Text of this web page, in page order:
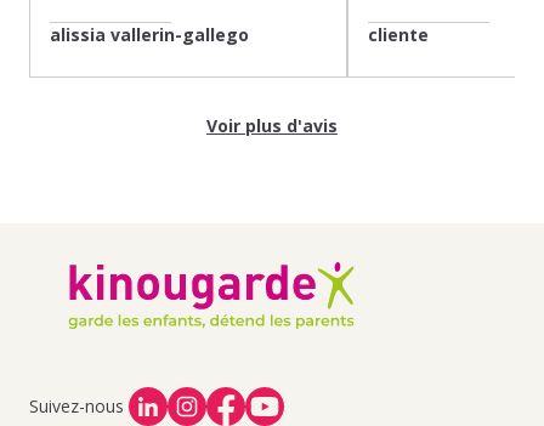
alissia vallerin-gallego cliente
Voir plus d'avis
Suivez-nous